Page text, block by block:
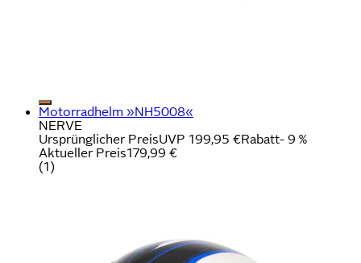
Motorradhelm »NH5008«
NERVE
Ursprünglicher PreisUVP 199,95 €Rabatt- 9 %
Aktueller Preis179,99 €
(1)